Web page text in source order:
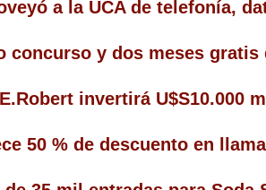
a la UCA de telefonía,
concurso y dos meses gratis
invertirá U$S10.000
50 % de descuento en